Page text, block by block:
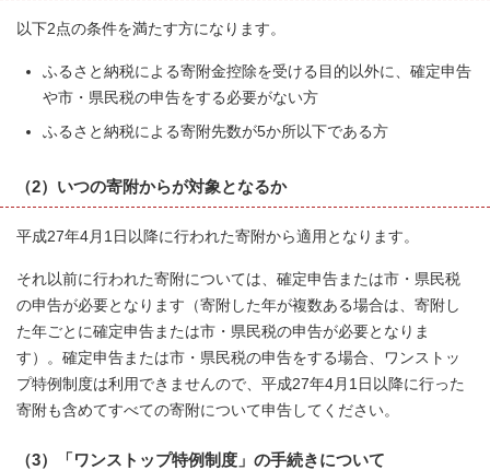
以下2点の条件を満たす方になります。
ふるさと納税による寄附金控除を受ける目的以外に、確定申告
や市・県民税の申告をする必要がない方
ふるさと納税による寄附先数が5か所以下である方
（2）いつの寄附からが対象となるか
平成27年4月1日以降に行われた寄附から適用となります。
それ以前に行われた寄附については、確定申告または市・県民税
の申告が必要となります（寄附した年が複数ある場合は、寄附し
た年ごとに確定申告または市・県民税の申告が必要となりま
す）。確定申告または市・県民税の申告をする場合、ワンストッ
プ特例制度は利用できませんので、平成27年4月1日以降に行った
寄附も含めてすべての寄附について申告してください。
（3）「ワンストップ特例制度」の手続きについて